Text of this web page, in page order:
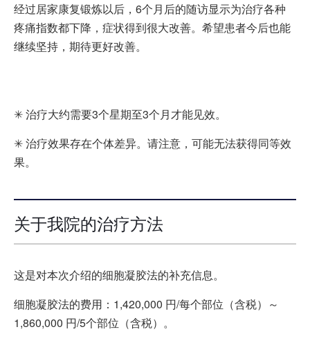
经过居家康复锻炼以后，6个月后的随访显示为治疗各种
疼痛指数都下降，症状得到很大改善。希望患者今后也能
继续坚持，期待更好改善。
✳ 治疗大约需要3个星期至3个月才能见效。
✳ 治疗效果存在个体差异。请注意，可能无法获得同等效
果。
关于我院的治疗方法
这是对本次介绍的细胞凝胶法的补充信息。
细胞凝胶法的费用：1,420,000 円/每个部位（含税）～
1,860,000 円/5个部位（含税）。